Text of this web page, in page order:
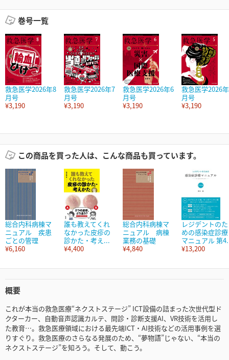
巻号一覧
救急医学2026年8
月号
¥3,190
救急医学2026年7
月号
¥3,190
救急医学2026年6
月号
¥3,190
救急医学2026
月号
¥3,190
この商品を買った人は、こんな商品も買っています。
総合内科病棟マ
ニュアル 疾患
ごとの管理
¥6,160
誰も教えてくれ
なかった皮疹の
診かた・考え...
¥4,400
総合内科病棟マ
ニュアル 病棟
業務の基礎
¥4,840
レジデントのた
めの感染症診療
マニュアル 第
¥13,200
概要
これが本当の救急医療“ネクストステージ” ICT設備の詰まった次世代型ド
クターカー、自動音声認識カルテ、問診・診断支援AI、VR技術を活用し
た教育…。救急医療領域における最先端ICT・AI技術などの活用事例を選
りすぐり。救急医療のさらなる発展のため、“夢物語”じゃない、“本当の
ネクストステージ”を知ろう。そして、動こう。